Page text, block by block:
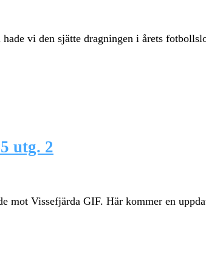
vi den sjätte dragningen i årets
utg. 2
mot Vissefjärda GIF. Här kommer en